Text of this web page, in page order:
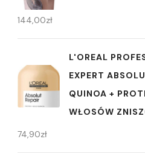
144,00zł
L'OREAL
EXPERT
QUINOA +
WŁOSÓW
74,90zł